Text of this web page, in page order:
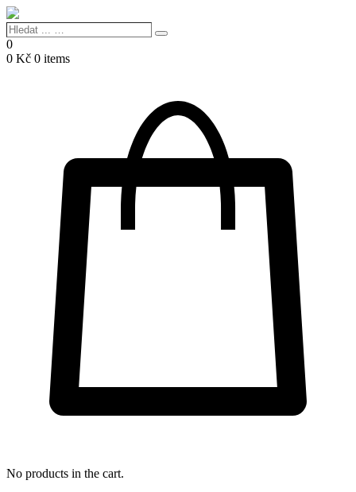
Hledat
...
…
Search
0
0 Kč 0 items
No products in the cart.